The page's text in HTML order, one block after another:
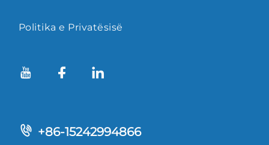
Politika e Privatësisë
+86-15242994866